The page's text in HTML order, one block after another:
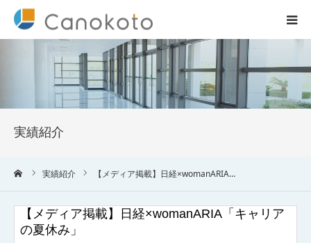
実績紹介
実績紹介 【メディア掲載】日経×womanARIA…
【メディア掲載】日経×womanARIA「キャリア
の夏休み」
HOME
サービス紹介
会社概要
ブログ
実績